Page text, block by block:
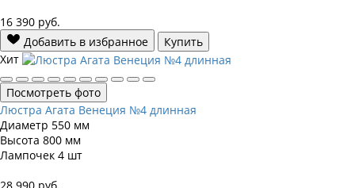
16 390 руб.
Добавить в избранное
Купить
Хит
Посмотреть фото
Люстра Агата Венеция №4 длинная
Диаметр 550 мм
Высота 800 мм
Лампочек 4 шт